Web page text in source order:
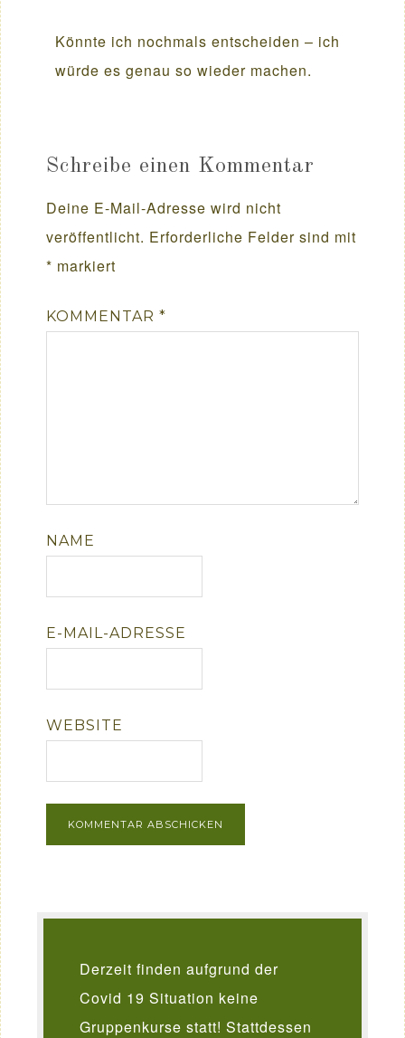
Könnte ich nochmals entscheiden – ich
würde es genau so wieder machen.
Schreibe einen Kommentar
Deine E-Mail-Adresse wird nicht
veröffentlicht. Erforderliche Felder sind mit
* markiert
KOMMENTAR*
NAME
E-MAIL-ADRESSE
WEBSITE
Derzeit finden aufgrund der
Covid 19 Situation keine
Gruppenkurse statt! Stattdessen